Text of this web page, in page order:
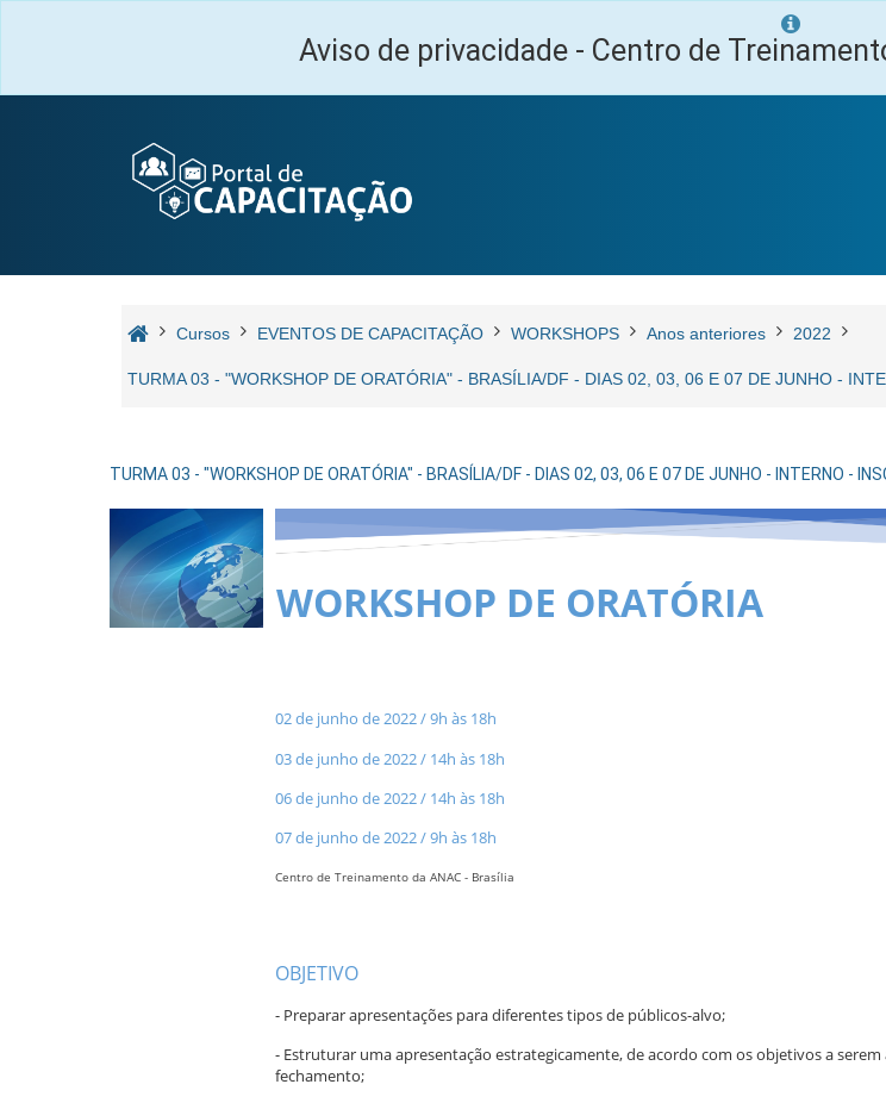
Aviso de privacidade - Centro de
Cursos EVENTOS DE CAPACITAÇÃO WORKSHOPS Anos anteriores 2022
TURMA 03 - "WORKSHOP DE ORATÓRIA" - BRASÍLIA/DF - DIAS 02, 03, 06 E 07 DE JUNHO -
TURMA 03 - "WORKSHOP DE ORATÓRIA" - BRASÍLIA/DF - DIAS 02, 03, 06 E 07 DE JUNHO - INTERNO -
WORKSHOP DE ORATÓRIA
02 de junho de 2022 / 9h às 18h
03 de junho de 2022 / 14h às 18h
06 de junho de 2022 / 14h às 18h
07 de junho de 2022 / 9h às 18h
Centro de Treinamento da ANAC - Brasília
OBJETIVO
- Preparar apresentações para diferentes tipos de públicos-alvo;
- Estruturar uma apresentação estrategicamente, de acordo com os objetivos a
fechamento;